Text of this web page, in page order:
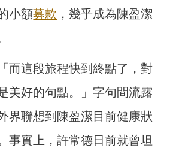
小額募款 ，幾乎成為陳盈潔
而這段旅程快到終點了，對
美好的句點。」字句間流露
界聯想到陳盈潔目前健康狀
事實上，許常德日前就曾坦